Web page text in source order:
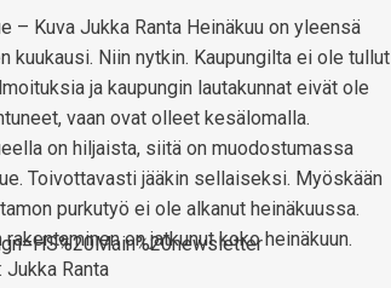
– Kuva Jukka Ranta Heinäkuu on yleensä
kuukausi. Niin nytkin. Kaupungilta ei ole tullut
ja kaupungin lautakunnat eivät ole
vaan ovat olleet kesälomalla.
on hiljaista, siitä on muodostumassa
Toivottavasti jääkin sellaiseksi. Myöskään
purkutyö ei ole alkanut heinäkuussa.
rakentaminen on jatkunut koko heinäkuun.
Jukka Ranta